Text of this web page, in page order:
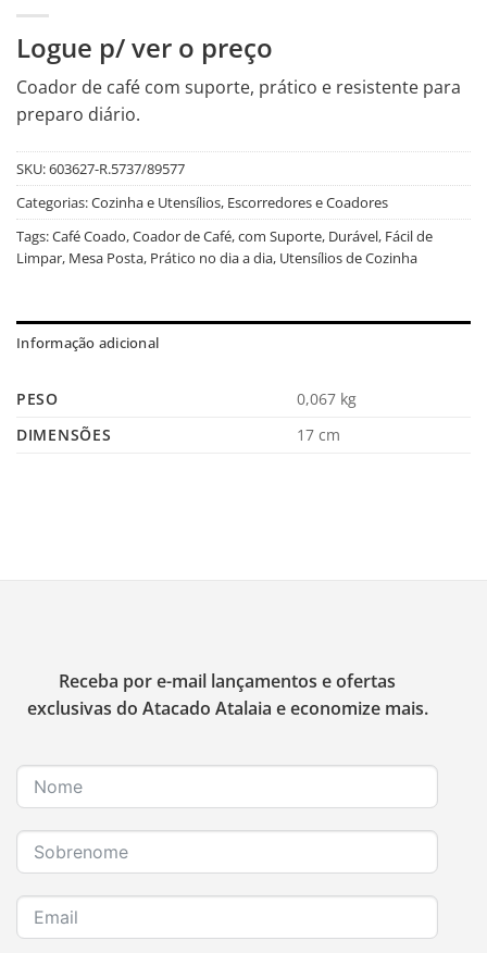
Logue p/ ver o preço
Coador de café com suporte, prático e resistente para
preparo diário.
SKU:603627-R.5737/89577
Categorias:Cozinha e Utensílios, Escorredores e Coadores
Tags:Café Coado,Coador de Café,com Suporte, Durável, Fácil de
Limpar, Mesa Posta, Prático no dia a dia, Utensílios de Cozinha
Informação adicional
PESO
0,067 kg
DIMENSÕES
17 cm
Receba por e-mail lançamentos e ofertas
exclusivas do Atacado Atalaia e economize mais.